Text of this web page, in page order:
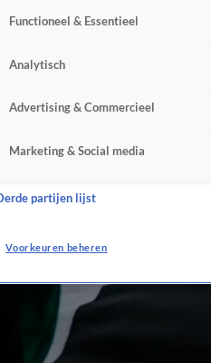
Functioneel & Essentieel
Analytisch
Advertising & Commercieel
Marketing & Social media
partijen lijst
Voorkeuren beheren